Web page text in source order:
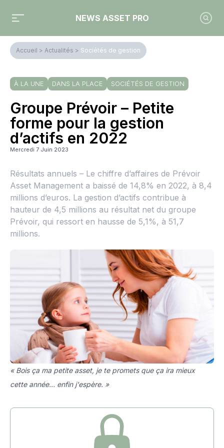
NEWS ASSET PRO
Accueil > Actualités > Sociétés de gestion
À LA UNE DANS LA PLACE SOCIÉTÉS DE GESTION
Groupe Prévoir – Petite
forme pour la gestion
d’actifs en 2022
Mercredi 7 Juin 2023
Résultats annuels – Le chiffre d’affaires de Prévoir
Asset Management a baissé de 14,8% en 2022, à 8,4
millions d’euros. La gestion d’actifs contribue à
hauteur de 4,5 millions au résultat net du groupe
Prévoir, qui ressort en hausse de 5,1%, à 51,7
millions.
« Bois ça ma petite asset, je te promets que ça ira mieux
cette année... enfin j'espère. »